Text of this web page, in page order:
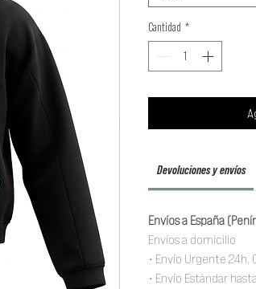
Cantidad *
Devoluciones y envíos
Envíos a España
Envíos a domicilio
• Envío Urgente
• Envío Estándar